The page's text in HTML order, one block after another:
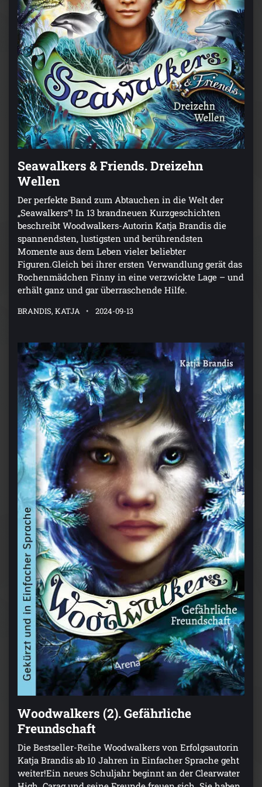
Seawalkers & Friends. Dreizehn
Wellen
Der perfekte Band zum Abtauchen in die Welt der
„Seawalkers“! In 13 brandneuen Kurzgeschichten
beschreibt Woodwalkers-Autorin Katja Brandis die
spannendsten, lustigsten und berührendsten
Momente aus dem Leben vieler beliebter
Figuren.Gleich bei ihrer ersten Verwandlung gerät das
Rochenmädchen Finny in eine verzwickte Lage – und
erhält ganz und gar überraschende Hilfe.
BRANDIS, KATJA 2024-09-13
Woodwalkers (2). Gefährliche
Freundschaft
Die Bestseller-Reihe Woodwalkers von Erfolgsautorin
Katja Brandis ab 10 Jahren in Einfacher Sprache geht
weiter!Ein neues Schuljahr beginnt an der Clearwater